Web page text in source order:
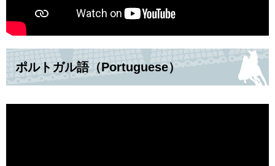
ポルトガル語（Portuguese）